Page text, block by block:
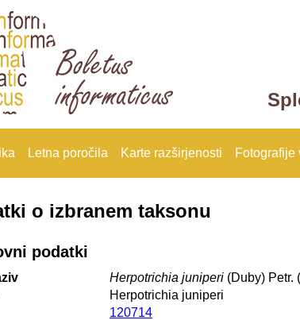
Letna poročila Karte razširjenosti Fotografije
o izbranem taksonu
podatki
Herpotrichia juniperi (Duby) Petr.
Herpotrichia juniperi
120714